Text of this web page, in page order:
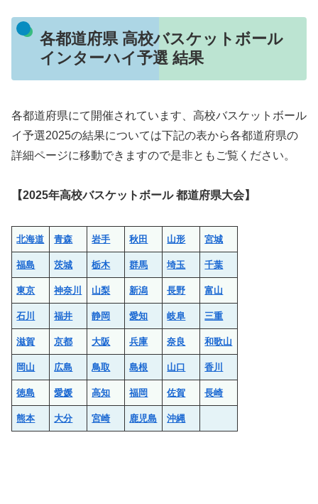
各都道府県 高校バスケットボール
インターハイ予選 結果
各都道府県にて開催されています、高校バスケットボール
イ予選2025の結果については下記の表から各都道府県の
詳細ページに移動できますので是非ともご覧ください。
【2025年高校バスケットボール 都道府県大会】
北海道 青森 岩手 秋田 山形 宮城
福島 茨城 栃木 群馬 埼玉 千葉
東京 神奈川 山梨 新潟 長野 富山
石川 福井 静岡 愛知 岐阜 三重
滋賀 京都 大阪 兵庫 奈良 和歌山
岡山 広島 鳥取 島根 山口 香川
徳島 愛媛 高知 福岡 佐賀 長崎
熊本 大分 宮崎 鹿児島 沖縄